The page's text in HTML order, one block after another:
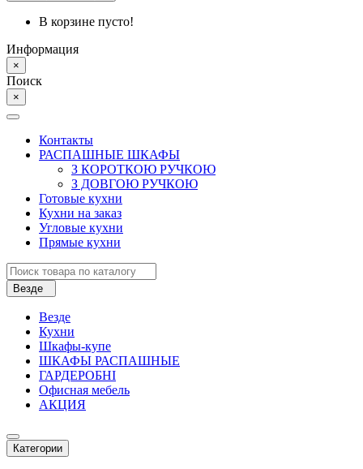
В корзине пусто!
Информация
×
Поиск
×
Контакты
РАСПАШНЫЕ ШКАФЫ
З КОРОТКОЮ РУЧКОЮ
З ДОВГОЮ РУЧКОЮ
Готовые кухни
Кухни на заказ
Угловые кухни
Прямые кухни
Везде
Везде
Кухни
Шкафы-купе
ШКАФЫ РАСПАШНЫЕ
ГАРДЕРОБНІ
Офисная мебель
АКЦИЯ
Категории